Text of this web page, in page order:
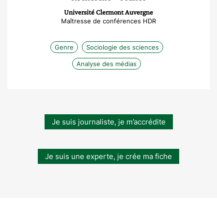
Université Clermont Auvergne
Maîtresse de conférences HDR
Genre Sociologie des sciences
Analyse des médias
Je suis journaliste, je m’accrédite
Je suis une experte, je crée ma fiche